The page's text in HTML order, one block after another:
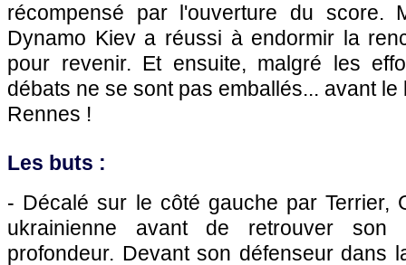
récompensé par l'ouverture du score.
Dynamo Kiev a réussi à endormir la
pour revenir. Et ensuite, malgré les
débats ne se sont pas emballés... avant
Rennes !
Les buts :
- Décalé sur le côté gauche par Terrier,
ukrainienne avant de retrouver son
profondeur. Devant son défenseur dans